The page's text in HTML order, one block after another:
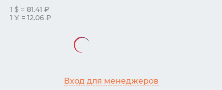
1 $ = 81.41 ₽
1 ¥ = 12.06 ₽
Вход для менеджеров